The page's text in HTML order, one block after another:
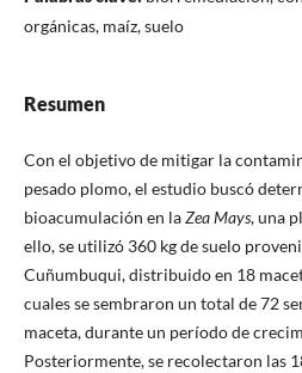
orgánicas, maíz, suelo
Resumen
Con el objetivo de mitigar la
pesado plomo, el estudio buscó
bioacumulación en laZea Mays, una
ello, se utilizó 360 kg de suelo
Cuñumbuqui, distribuido en 18
cuales se sembraron un total de 72
maceta, durante un período de
Posteriormente, se recolectaron las